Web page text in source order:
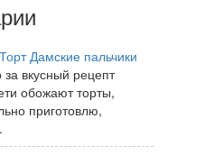
Торт Дамские пальчики
вкусный рецепт
обожают торты,
приготовлю,